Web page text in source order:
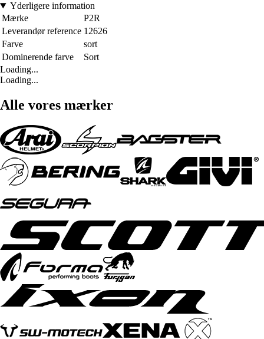
Yderligere information
Mærke
P2R
Leverandør reference 12626
Farve
sort
Dominerende farve
Sort
Loading...
Loading...
Alle vores mærker